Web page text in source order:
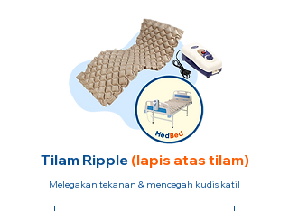
Tilam Ripple (lapis atas tilam)
Melegakan tekanan & mencegah kudis katil